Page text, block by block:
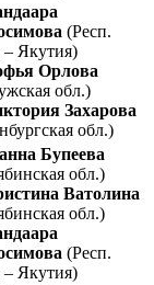
(Респ.
– Якутия)
Орлова
обл.)
Захарова
обл.)
Бупеева
обл.)
Ватолина
обл.)
(Респ.
– Якутия)